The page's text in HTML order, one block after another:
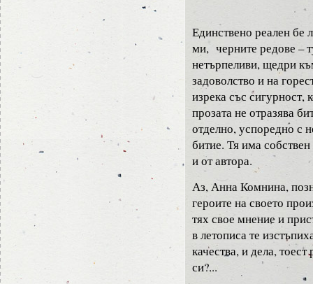
Единствено реален бе
ми, черните редове –
нетърпеливи, щедри
задоволство и на
изрека със сигурност,
прозата не отразява
отделно, успоредно с
битие. Тя има
и от автора.
Аз, Анна Комнина,
героите на своето
тях свое мнение и
в летописа те
качества, и дела,
си?...